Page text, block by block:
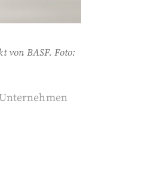
von BASF. Foto: